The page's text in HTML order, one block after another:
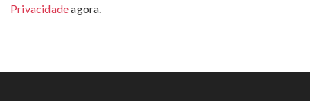
Privacidadeagora.